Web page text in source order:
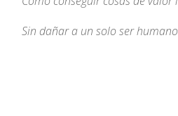
Sin dañar a un solo ser